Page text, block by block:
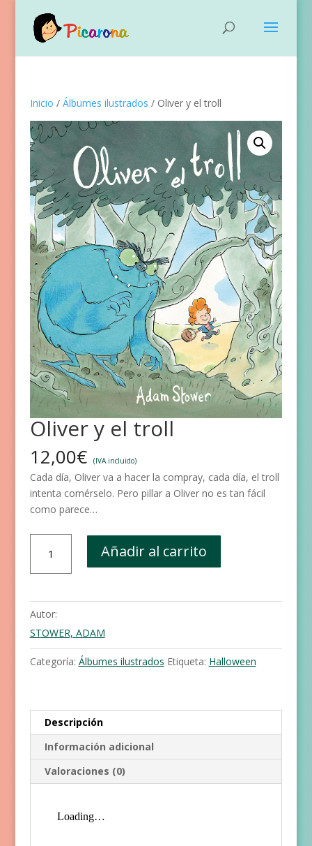
Inicio / Álbumes ilustrados / Oliver y el troll
Oliver y el troll
12,00€ (IVA incluido)
Cada día, Oliver va a hacer la compray, cada día, el troll
intenta comérselo. Pero pillar a Oliver no es tan fácil
como parece…
el
cantidad
Añadir al carrito
Autor:
STOWER, ADAM
Categoría: Álbumes ilustrados Etiqueta: Halloween
Descripción
Información adicional
Valoraciones (0)